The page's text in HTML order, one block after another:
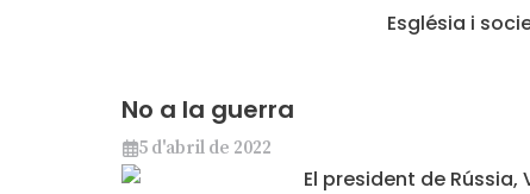
Església i
No a la guerra
5 d'abril de 2022